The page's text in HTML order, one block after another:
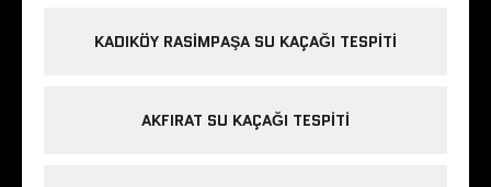
KADIKÖY RASIMPAŞA SU KAÇAĞI TESPITI
AKFIRAT SU KAÇAĞI TESPITI